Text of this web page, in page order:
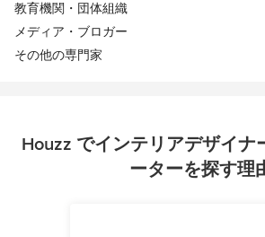
教育機関・団体組織
メディア・ブロガー
その他の専門家
Houzz でインテリアデザイナ
ーターを探す理